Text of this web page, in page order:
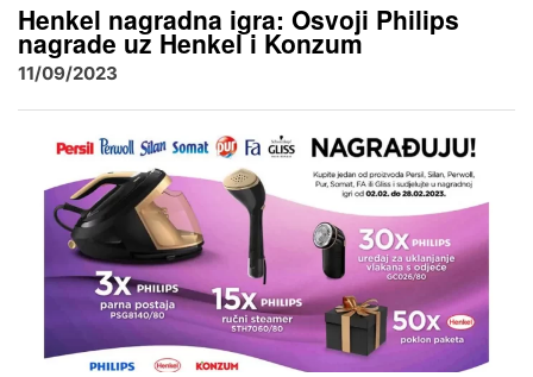
Henkel nagradna igra: Osvoji Philips
nagrade uz Henkel i Konzum
11/09/2023